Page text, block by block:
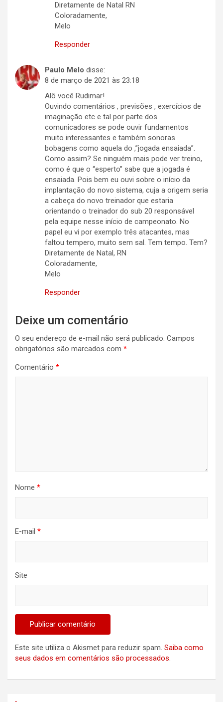
Diretamente de Natal RN
Coloradamente,
Melo
Responder
Paulo Melo disse:
8 de março de 2021 às 23:18
Alô você Rudimar!
Ouvindo comentários , previsões , exercícios de
imaginação etc e tal por parte dos
comunicadores se pode ouvir fundamentos
muito interessantes e também sonoras
bobagens como aquela do ,”jogada ensaiada”.
Como assim? Se ninguém mais pode ver treino,
como é que o “esperto” sabe que a jogada é
ensaiada. Pois bem eu ouvi sobre o início da
implantação do novo sistema, cuja a origem seria
a cabeça do novo treinador que estaria
orientando o treinador do sub 20 responsável
pela equipe nesse início de campeonato. No
papel eu vi por exemplo três atacantes, mas
faltou tempero, muito sem sal. Tem tempo. Tem?
Diretamente de Natal, RN
Coloradamente,
Melo
Responder
Deixe um comentário
O seu endereço de e-mail não será publicado. Campos
obrigatórios são marcados com *
Comentário *
Nome *
E-mail *
Site
Este site utiliza o Akismet para reduzir spam. Saiba como
seus dados em comentários são processados.